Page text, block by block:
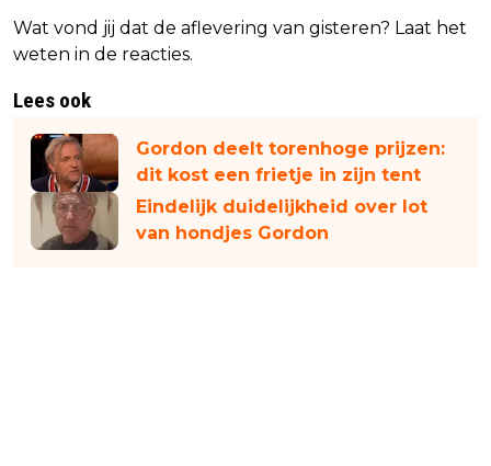
Wat vond jij dat de aflevering van gisteren? Laat het
weten in de reacties.
Lees ook
Gordon deelt torenhoge prijzen:
dit kost een frietje in zijn tent
Eindelijk duidelijkheid over lot
van hondjes Gordon